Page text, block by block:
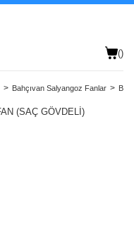
()
Bahçıvan Salyangoz Fanlar